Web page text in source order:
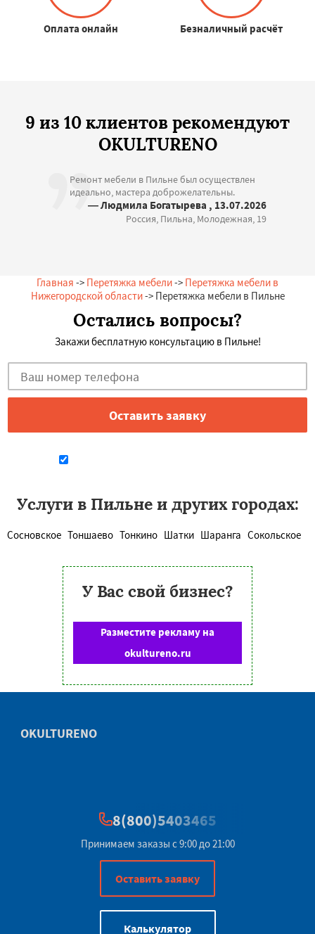
Оплата онлайн Безналичный расчёт
9 из 10 клиентов рекомендуют
OKULTURENO
Ремонт мебели в Пильне был осуществлен
идеально, мастера доброжелательны.
— Людмила Богатырева , 13.07.2026
Россия, Пильна, Молодежная, 19
Главная -> Перетяжка мебели-> Перетяжка мебели в
Нижегородской области-> Перетяжка мебели в Пильне
Остались вопросы?
Закажи бесплатную консультацию в Пильне!
Услуги в Пильне и других городах:
Сосновское Тоншаево Тонкино Шатки Шаранга Сокольское
У Вас свой бизнес?
Разместите рекламу на
okultureno.ru
OKULTURENO
8(800)5403465
Принимаем заказы с 9:00 до 21:00
Оставить заявку
Калькулятор